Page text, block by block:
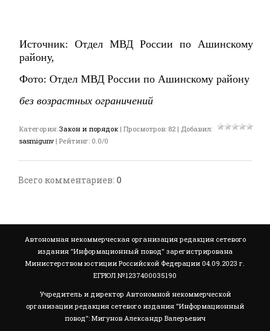
Источник: Отдел МВД России по Ашинскому
району,
Фото: Отдел МВД России по Ашинскому району
без возрастных ограничений
Категория: Закон и порядок | Просмотров: 82 | Добавил:
sasmigunv | Рейтинг: 0.0/0
Всего комментариев: 0
Автономная некоммерческая организация редакция сетевого
издания "Информационный повод" зарегистрирована
Министерством юстиции Российской Федерации 04.09.2023 г.
ЕГРЮЛ №1237400035190
Учредитель и директор Автономной некоммерческой
организации редакция сетевого издания "Информационный
повод": Мигунов Александр Валерьевич